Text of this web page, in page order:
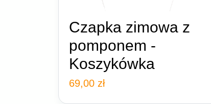
Czapka zimowa z
pomponem -
Koszykówka
69,00 zł